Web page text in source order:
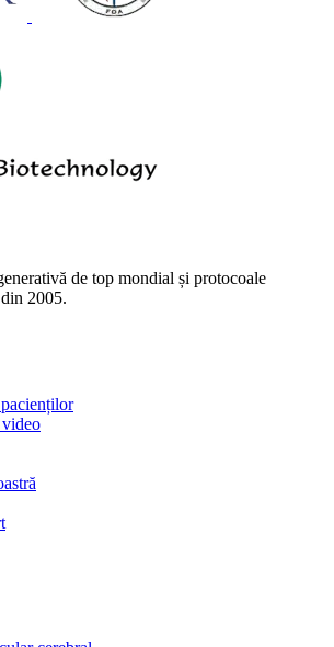
de top mondial și protocoale
2005.